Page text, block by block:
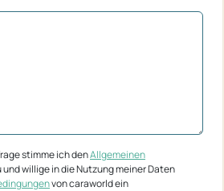
stimme ich denAllgemeinen
und willige in die Nutzung meiner Daten
von caraworld ein